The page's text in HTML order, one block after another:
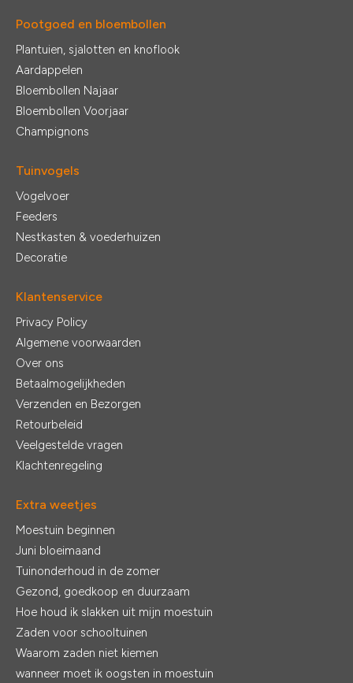
Pootgoed en bloembollen
Plantuien, sjalotten en knoflook
Aardappelen
Bloembollen Najaar
Bloembollen Voorjaar
Champignons
Tuinvogels
Vogelvoer
Feeders
Nestkasten & voederhuizen
Decoratie
Klantenservice
Privacy Policy
Algemene voorwaarden
Over ons
Betaalmogelijkheden
Verzenden en Bezorgen
Retourbeleid
Veelgestelde vragen
Klachtenregeling
Extra weetjes
Moestuin beginnen
Juni bloeimaand
Tuinonderhoud in de zomer
Gezond, goedkoop en duurzaam
Hoe houd ik slakken uit mijn moestuin
Zaden voor schooltuinen
Waarom zaden niet kiemen
wanneer moet ik oogsten in moestuin